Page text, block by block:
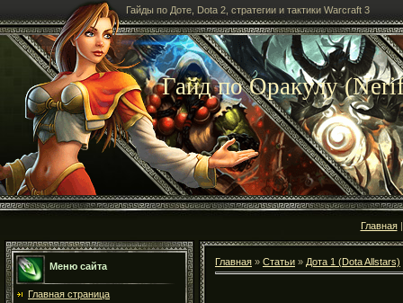
Гайды по Доте, Dota 2, стратегии и тактики Warcraft 3
Гайд по Оракулу
Главная
Меню сайта
Главная страница
Главная » Статьи » Дота 1 (Dota Allstars)